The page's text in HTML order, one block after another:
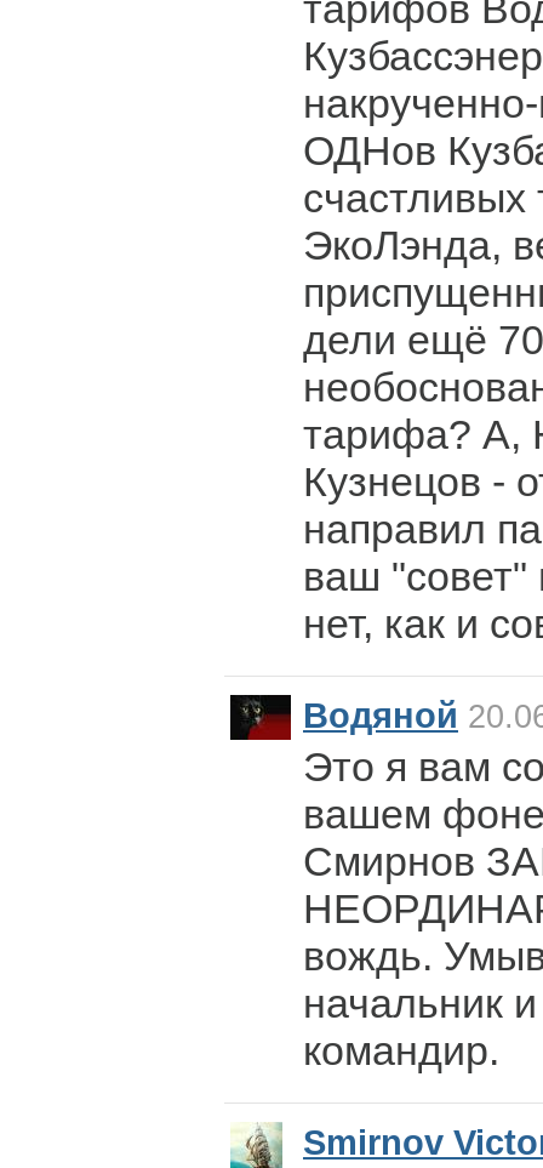
ОДНов
ЭкоЛэнда,
дели ещё
тарифа? А,
Кузнецов -
направил
ваш "совет"
нет, как и
Водяной
Это я вам
вашем
Смирнов
вождь.
начальник
командир.
Smirnov